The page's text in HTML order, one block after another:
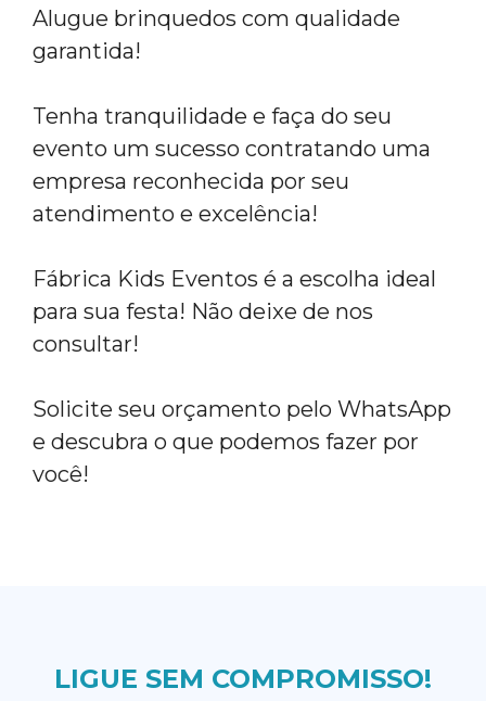
Alugue brinquedos com qualidade
garantida!
Tenha tranquilidade e faça do seu
evento um sucesso contratando uma
empresa reconhecida por seu
atendimento e excelência!
Fábrica Kids Eventos é a escolha ideal
para sua festa! Não deixe de nos
consultar!
Solicite seu orçamento pelo WhatsApp
e descubra o que podemos fazer por
você!
LIGUE SEM COMPROMISSO!